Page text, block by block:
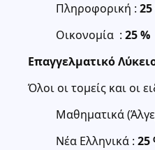
Πληροφορική : 25
Οικονομία : 25 %
Επαγγελματικό
Όλοι οι τομείς και οι
Μαθηματικά
Νέα Ελληνικά : 25